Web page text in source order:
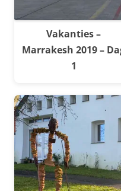
Vakanties –
Marrakesh 2019 –
1